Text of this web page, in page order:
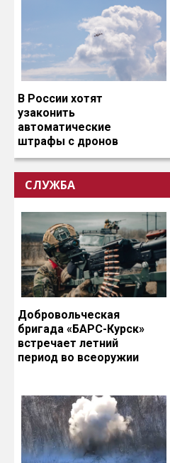
В России хотят
узаконить
автоматические
штрафы с дронов
СЛУЖБА
Добровольческая
бригада «БАРС-Курск»
встречает летний
период во всеоружии